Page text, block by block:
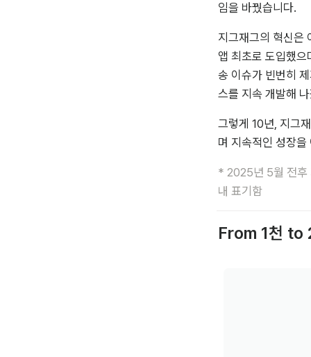
임을 바꿨습니다.
지그재그의 혁신은
앱 최초로 도입했으
송 이슈가 빈번히
스를 지속 개발해
그렇게 10년, 지그
며 지속적인 성장
* 2025년 5월 전후
From 1천 to